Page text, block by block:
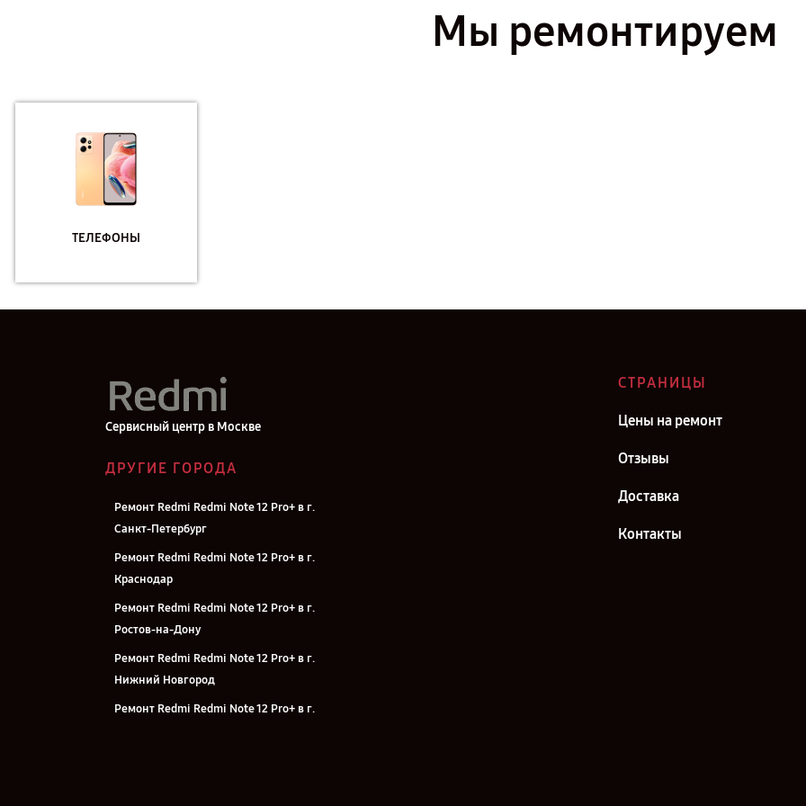
Мы ремонтируем
ТЕЛЕФОНЫ
Сервисный центр в Москве
ДРУГИЕ ГОРОДА
Ремонт Redmi Redmi Note 12 Pro+ в г.
Санкт-Петербург
Ремонт Redmi Redmi Note 12 Pro+ в г.
Краснодар
Ремонт Redmi Redmi Note 12 Pro+ в г.
Ростов-на-Дону
Ремонт Redmi Redmi Note 12 Pro+ в г.
Нижний Новгород
Ремонт Redmi Redmi Note 12 Pro+ в г.
СТРАНИЦЫ
Цены на ремонт
Отзывы
Доставка
Контакты